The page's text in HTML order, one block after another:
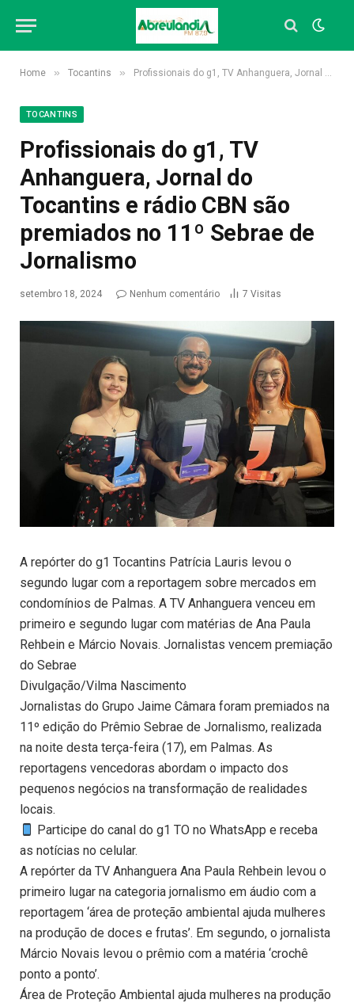
Home » Tocantins » Profissionais do g1, TV Anhanguera, Jornal do Tocantins e rádio CBN são premiados no 11º Sebrae de Jornalismo
TOCANTINS
Profissionais do g1, TV
Anhanguera, Jornal do
Tocantins e rádio CBN são
premiados no 11º Sebrae de
Jornalismo
setembro 18, 2024 Nenhum comentário 7 Visitas
A repórter do g1 Tocantins Patrícia Lauris levou o
segundo lugar com a reportagem sobre mercados em
condomínios de Palmas. A TV Anhanguera venceu em
primeiro e segundo lugar com matérias de Ana Paula
Rehbein e Márcio Novais. Jornalistas vencem premiação
do Sebrae
Divulgação/Vilma Nascimento
Jornalistas do Grupo Jaime Câmara foram premiados na
11º edição do Prêmio Sebrae de Jornalismo, realizada
na noite desta terça-feira (17), em Palmas. As
reportagens vencedoras abordam o impacto dos
pequenos negócios na transformação de realidades
locais.
Participe do canal do g1 TO no WhatsApp e receba
as notícias no celular.
A repórter da TV Anhanguera Ana Paula Rehbein levou o
primeiro lugar na categoria jornalismo em áudio com a
reportagem ‘área de proteção ambiental ajuda mulheres
na produção de doces e frutas’. Em segundo, o jornalista
Márcio Novais levou o prêmio com a matéria ‘crochê
ponto a ponto’.
Área de Proteção Ambiental ajuda mulheres na produção